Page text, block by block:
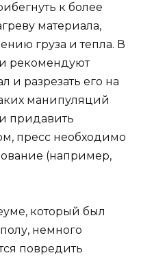
к более
материала,
груза и тепла. В
рекомендуют
и разрезать его на
манипуляций
придавить
пресс необходимо
(например,
который был
немного
повредить